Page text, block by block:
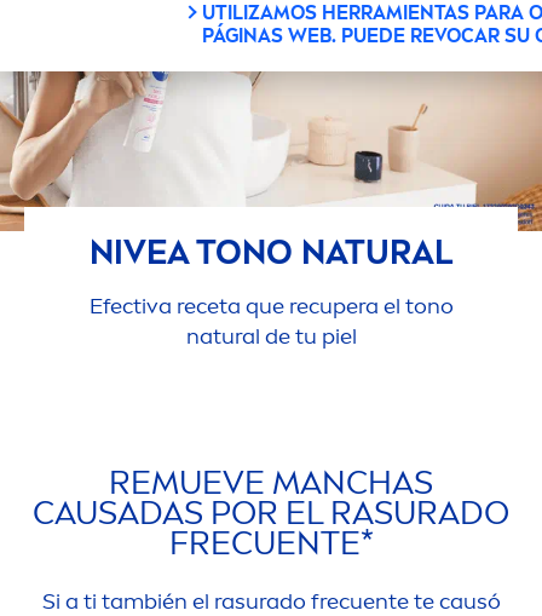
UTILIZAMOS HERRAMIENTAS PARA
PÁGINAS WEB. PUEDE REVOCAR
NIVEATONO NATURAL
Efectiva receta que recupera el tono
natural de tu piel
REMUEVE MANCHAS
CAUSADAS POR EL RASURADO
FRECUENTE*
Si a ti también el rasurado frecuente te causó